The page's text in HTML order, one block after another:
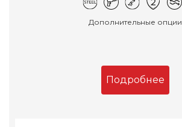
Дополнительные опции
Подробнее